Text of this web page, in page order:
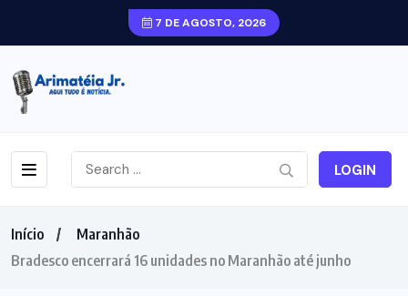
7 DE AGOSTO, 2026
LOGIN
Início
Maranhão
Bradesco encerrará 16 unidades no Maranhão até junho